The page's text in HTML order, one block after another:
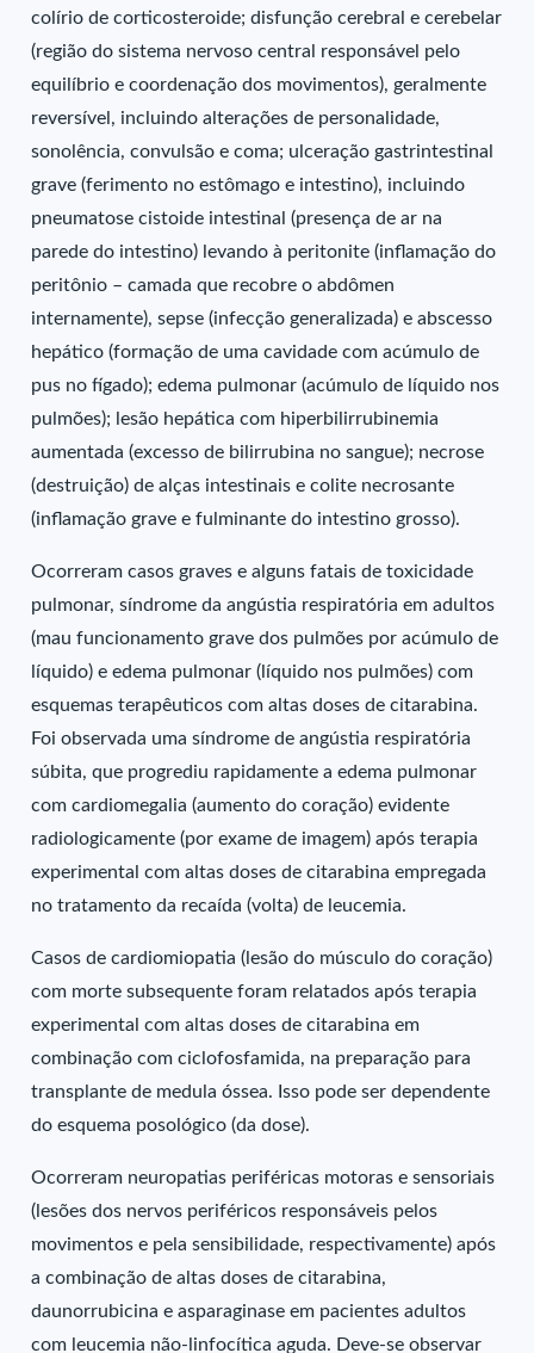
colírio de corticosteroide; disfunção cerebral e cerebelar
(região do sistema nervoso central responsável pelo
equilíbrio e coordenação dos movimentos), geralmente
reversível, incluindo alterações de personalidade,
sonolência, convulsão e coma; ulceração gastrintestinal
grave (ferimento no estômago e intestino), incluindo
pneumatose cistoide intestinal (presença de ar na
parede do intestino) levando à peritonite (inflamação do
peritônio – camada que recobre o abdômen
internamente), sepse (infecção generalizada) e abscesso
hepático (formação de uma cavidade com acúmulo de
pus no fígado); edema pulmonar (acúmulo de líquido nos
pulmões); lesão hepática com hiperbilirrubinemia
aumentada (excesso de bilirrubina no sangue); necrose
(destruição) de alças intestinais e colite necrosante
(inflamação grave e fulminante do intestino grosso).
Ocorreram casos graves e alguns fatais de toxicidade
pulmonar, síndrome da angústia respiratória em adultos
(mau funcionamento grave dos pulmões por acúmulo de
líquido) e edema pulmonar (líquido nos pulmões) com
esquemas terapêuticos com altas doses de citarabina.
Foi observada uma síndrome de angústia respiratória
súbita, que progrediu rapidamente a edema pulmonar
com cardiomegalia (aumento do coração) evidente
radiologicamente (por exame de imagem) após terapia
experimental com altas doses de citarabina empregada
no tratamento da recaída (volta) de leucemia.
Casos de cardiomiopatia (lesão do músculo do coração)
com morte subsequente foram relatados após terapia
experimental com altas doses de citarabina em
combinação com ciclofosfamida, na preparação para
transplante de medula óssea. Isso pode ser dependente
do esquema posológico (da dose).
Ocorreram neuropatias periféricas motoras e sensoriais
(lesões dos nervos periféricos responsáveis pelos
movimentos e pela sensibilidade, respectivamente) após
a combinação de altas doses de citarabina,
daunorrubicina e asparaginase em pacientes adultos
com leucemia não-linfocítica aguda. Deve-se observar